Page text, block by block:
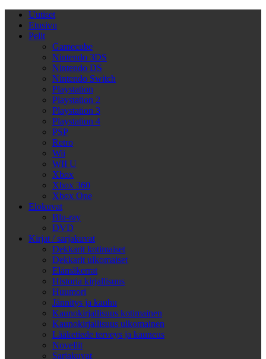
Uutiset
Etusivu
Pelit
Gamecube
Nintendo 3DS
Nintendo DS
Nintendo Switch
Playstation
Playstation 2
Playstation 3
Playstation 4
PSP
Retro
Wii
WII U
Xbox
Xbox 360
Xbox One
Elokuvat
Blu-ray
DVD
Kirjat / sarjakuvat
Dekkarit kotimaiset
Dekkarit ulkomaiset
Elämäkerrat
Historia kirjallisuus
Huumori
Jännitys ja kauhu
Kaunokirjallisuus kotimainen
Kaunokirjallisuus ulkomainen
Lääketiede terveys ja kauneus
Novellit
Sarjakuvat